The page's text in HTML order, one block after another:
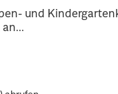
und